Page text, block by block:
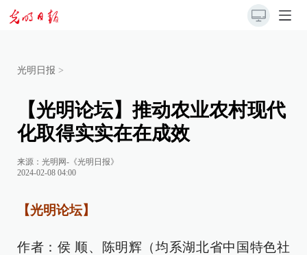
光明日报 >
【光明论坛】推动农业农村现代
化取得实实在在成效
来源： 光明网-《光明日报》
2024-02-08 04:00
【光明论坛】
作者：侯 顺、陈明辉（均系湖北省中国特色社